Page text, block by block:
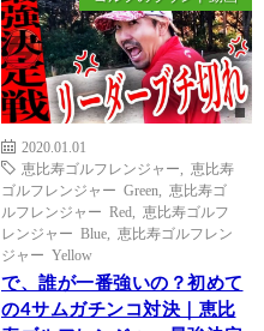
2020.01.01
恵比寿ゴルフレンジャー
恵比寿
ゴルフレンジャー Green
恵比寿ゴ
ルフレンジャー Red
恵比寿ゴルフ
レンジャー Blue
恵比寿ゴルフレン
ジャー Yellow
で、誰が一番強いの？初めて
の4サムガチンコ対決｜恵比